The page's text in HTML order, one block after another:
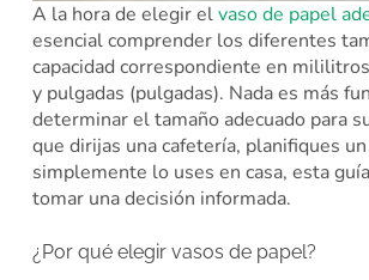
A la hora de elegir elvaso de papel
esencial comprender los diferentes
capacidad correspondiente en
y pulgadas (pulgadas). Nada es más
determinar el tamaño adecuado para
que dirijas una cafetería, planifiques
simplemente lo uses en casa, esta
tomar una decisión informada.
¿Por qué elegir vasos de papel?